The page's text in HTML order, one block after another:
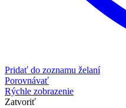
Pridať do zoznamu želaní
Porovnávať
Rýchle zobrazenie
Zatvoriť